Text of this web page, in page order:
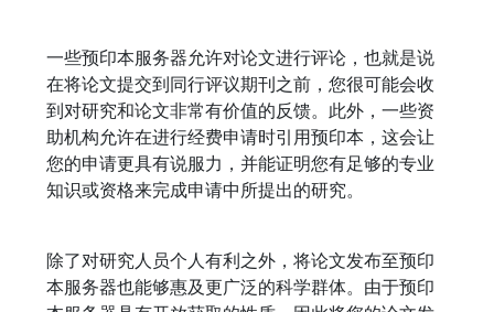
一些预印本服务器允许对论文进行评论，也就是说
在将论文提交到同行评议期刊之前，您很可能会收
到对研究和论文非常有价值的反馈。此外，一些资
助机构允许在进行经费申请时引用预印本，这会让
您的申请更具有说服力，并能证明您有足够的专业
知识或资格来完成申请中所提出的研究。
除了对研究人员个人有利之外，将论文发布至预印
本服务器也能够惠及更广泛的科学群体。由于预印